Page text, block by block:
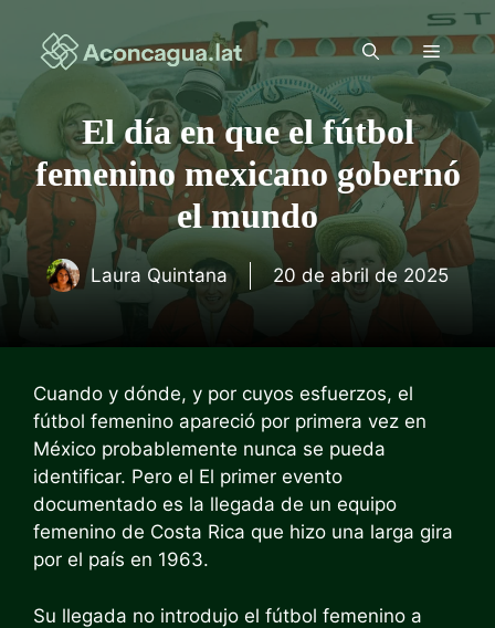
contenido
Menú
El día en que el fútbol
femenino mexicano gobernó
el mundo
Laura Quintana 20 de abril de 2025
Cuando y dónde, y por cuyos esfuerzos, el
fútbol femenino apareció por primera vez en
México probablemente nunca se pueda
identificar. Pero el El primer evento
documentado es la llegada de un equipo
femenino de Costa Rica que hizo una larga gira
por el país en 1963.
Su llegada no introdujo el fútbol femenino a